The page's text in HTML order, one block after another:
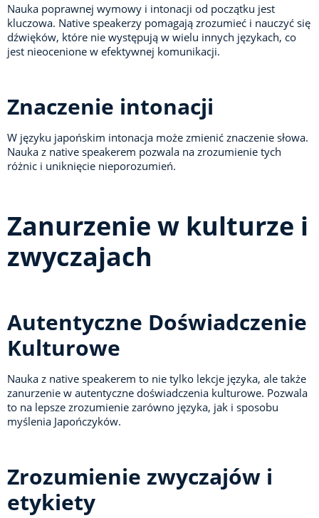
Nauka poprawnej wymowy i intonacji od początku jest
kluczowa. Native speakerzy pomagają zrozumieć i nauczyć się
dźwięków, które nie występują w wielu innych językach, co
jest nieocenione w efektywnej komunikacji.
Znaczenie intonacji
W języku japońskim intonacja może zmienić znaczenie słowa.
Nauka z native speakerem pozwala na zrozumienie tych
różnic i uniknięcie nieporozumień.
Zanurzenie w kulturze i
zwyczajach
Autentyczne Doświadczenie
Kulturowe
Nauka z native speakerem to nie tylko lekcje języka, ale także
zanurzenie w autentyczne doświadczenia kulturowe. Pozwala
to na lepsze zrozumienie zarówno języka, jak i sposobu
myślenia Japończyków.
Zrozumienie zwyczajów i
etykiety